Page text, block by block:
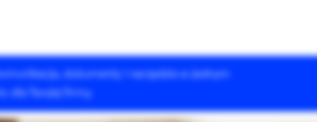
dokumenty i narzędzia w jednym
dla Twojej firmy.
Rozwiązania Drupala